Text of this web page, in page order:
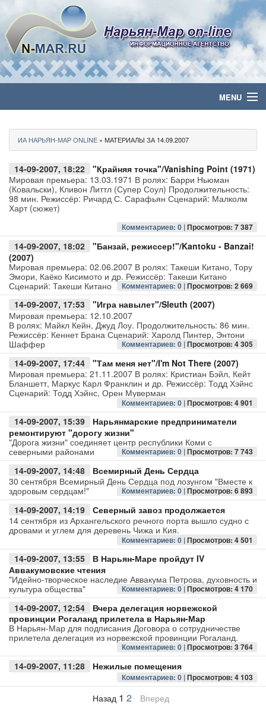
MENU
Политика
Бизнес
Общество
Медиа
Авто
Спорт
Контакты
ИА НАРЬЯН-МАР ONLINE » МАТЕРИАЛЫ ЗА 14.09.2007
14-09-2007, 18:22
"Крайняя точка"/Vanishing Point (1971)
Мировая премьера: 13.03.1971 В ролях: Барри Ньюман
(Ковальски), Кливон Литтл (Супер Соул) Продолжительность:
98 мин. Режиссёр: Ричард С. Сарафьян Сценарий: Малколм
Харт (сюжет)
Комментариев: 0 |Просмотров: 7 387
14-09-2007, 18:02
"Банзай, режиссер!"/Kantoku - Banzai!
(2007)
Мировая премьера: 02.06.2007 В ролях: Такеши Китано, Тору
Эмори, Каёко Кисимото и др. Режиссёр: Такеши Китано
Сценарий: Такеши Китано
Комментариев: 0 |Просмотров: 2 669
14-09-2007, 17:53
"Игра навылет"/Sleuth (2007)
Мировая премьера: 12.10.2007
В ролях: Майкл Кейн, Джуд Лоу. Продолжительность: 86 мин.
Режиссёр: Кеннет Брана Сценарий: Харолд Пинтер, Энтони
Шаффер
Комментариев: 0 |Просмотров: 4 305
14-09-2007, 17:44
"Там меня нет"/I'm Not There (2007)
Мировая премьера: 21.11.2007 В ролях: Кристиан Бэйл, Кейт
Бланшетт, Маркус Карл Франклин и др. Режиссёр: Тодд Хэйнс
Сценарий: Тодд Хэйнс, Орен Муверман
Комментариев: 0 |Просмотров: 4 901
14-09-2007, 15:39
Нарьянмарские предприниматели
ремонтируют "дорогу жизни"
"Дорога жизни" соединяет центр республики Коми с
северными районами
Комментариев: 0 |Просмотров: 7 743
14-09-2007, 14:48
Всемирный День Сердца
30 сентября Всемирный День Сердца под лозунгом "Вместе к
здоровым сердцам!"
Комментариев: 0 |Просмотров: 6 893
14-09-2007, 14:19
Северный завоз продолжается
14 сентября из Архангельского речного порта вышло судно с
дровами и углем для деревень Чижа и Кия.
Комментариев: 0 |Просмотров: 4 501
14-09-2007, 13:55
В Нарьян-Маре пройдут IV
Аввакумовские чтения
"Идейно-творческое наследие Аввакума Петрова, духовность и
культура общества"
Комментариев: 0 |Просмотров: 4 170
14-09-2007, 12:54
Вчера делегация норвежской
провинции Рогаланд прилетела в Нарьян-Мар
В Нарьян-Мар для подписания Договора о сотрудничестве
прилетела делегация из норвежской провинции Рогаланд.
Комментариев: 0 |Просмотров: 3 764
14-09-2007, 11:28 Нежилые помещения
Комментариев: 0 |Просмотров: 4 103
Назад 1 2 Вперед